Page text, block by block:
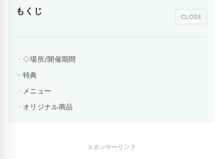
もくじ
CLOSE
◇場所/開催期間
特典
メニュー
オリジナル商品
スポンサーリンク